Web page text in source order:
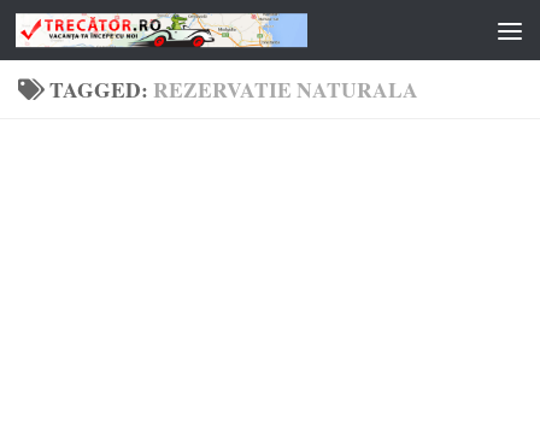
Skip to content
TAGGED: REZERVATIE NATURALA